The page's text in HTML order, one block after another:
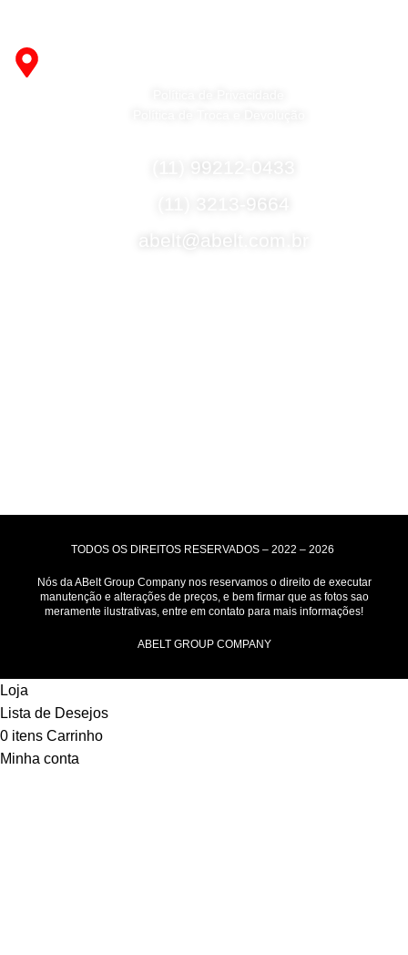
(11) 3213-9664
abelt@abelt.com.br
TODOS OS DIREITOS RESERVADOS – 2022 – 2026
Nós da ABelt Group Company nos reservamos o direito de executar
manutenção e alterações de preços, e bem firmar que as fotos sao
meramente ilustrativas, entre em contato para mais informações!
ABELT GROUP COMPANY
Loja
Lista de Desejos
0 itens Carrinho
Minha conta